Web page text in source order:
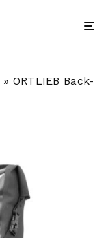
» ORTLIEB Back-